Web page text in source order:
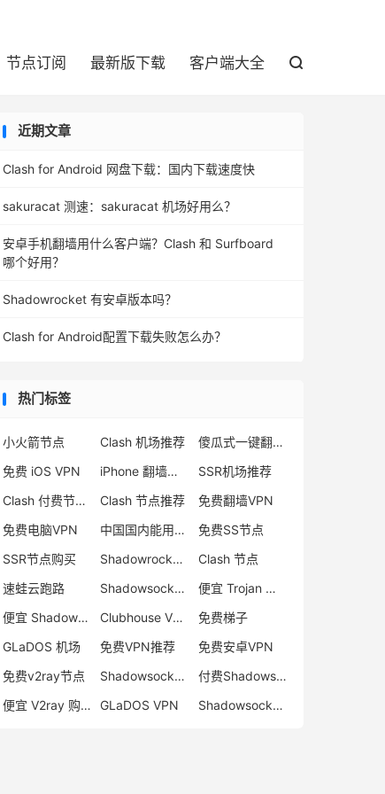
节点订阅 最新版下载 客户端大全 
近期文章
Clash for Android 网盘下载：国内下载速度快
sakuracat 测速：sakuracat 机场好用么？
安卓手机翻墙用什么客户端？Clash 和 Surfboard
哪个好用？
Shadowrocket 有安卓版本吗？
Clash for Android配置下载失败怎么办？
热门标签
小火箭节点 Clash 机场推荐
傻瓜式一键翻墙VPN客户端
免费 iOS VPN
iPhone 翻墙代理软件
SSR机场推荐
Clash 付费节点购买
Clash 节点推荐
免费翻墙VPN
免费电脑VPN
中国国内能用的翻墙VPN推荐
免费SS节点
SSR节点购买
Shadowrocket 地址
Clash 节点
速蛙云跑路
Shadowsocks 付费节点
便宜 Trojan 购买
便宜 Shadowsocks 购买
Clubhouse VPN
免费梯子
GLaDOS 机场
免费VPN推荐
免费安卓VPN
免费v2ray节点
Shadowsocks 服务器
付费Shadowsocks推荐
便宜 V2ray 购买
GLaDOS VPN Shadowsocks 节点哪里买